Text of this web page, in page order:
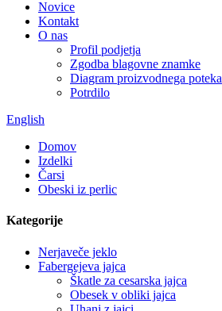
Novice
Kontakt
O nas
Profil podjetja
Zgodba blagovne znamke
Diagram proizvodnega poteka
Potrdilo
English
Domov
Izdelki
Čarsi
Obeski iz perlic
Kategorije
Nerjaveče jeklo
Fabergejeva jajca
Škatle za cesarska jajca
Obesek v obliki jajca